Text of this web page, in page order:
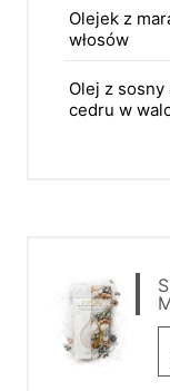
Olejek z
włosów
Olej z
cedru w